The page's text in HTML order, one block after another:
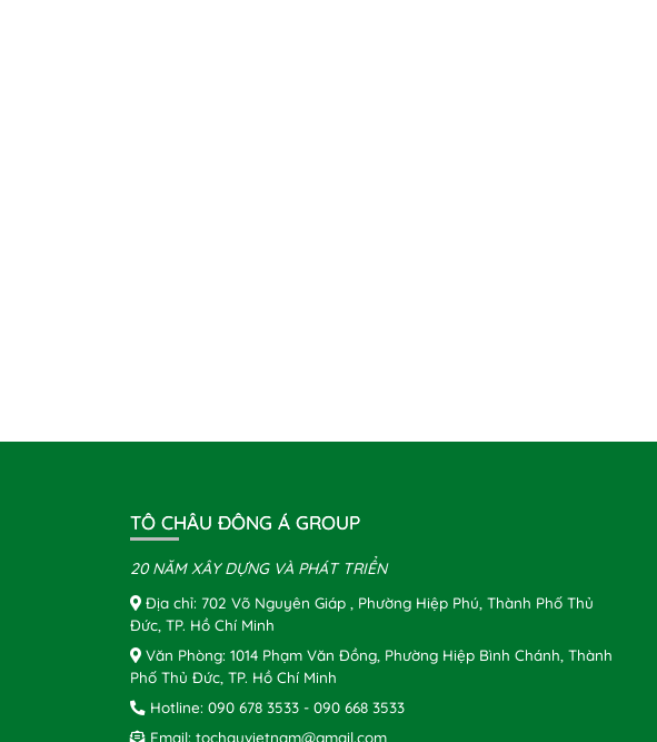
TÔ CHÂU ĐÔNG Á GROUP
20 NĂM XÂY DỰNG VÀ PHÁT TRIỂN
Địa chỉ: 702 Võ Nguyên Giáp , Phường Hiệp Phú, Thành Phố Thủ
Đức, TP. Hồ Chí Minh
Văn Phòng: 1014 Phạm Văn Đồng, Phường Hiệp Bình Chánh, Thành
Phố Thủ Đức, TP. Hồ Chí Minh
Hotline: 090 678 3533 - 090 668 3533
Email: tochauvietnam@gmail.com